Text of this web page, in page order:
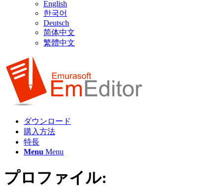
English
한국어
Deutsch
简体中文
繁體中文
ダウンロード
購入方法
特長
Menu Menu
プロファイル: